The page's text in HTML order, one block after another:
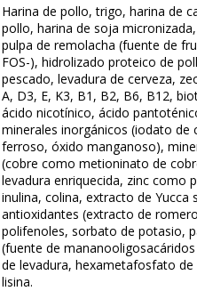
Harina de pollo, trigo, harina de
pollo, harina de soja
pulpa de remolacha (fuente de
FOS-), hidrolizado proteico de
pescado, levadura de cerveza,
A, D3, E, K3, B1, B2, B6, B12,
ácido nicotínico, ácido
minerales inorgánicos (iodato de
ferroso, óxido manganoso),
(cobre como metioninato de
levadura enriquecida, zinc como
inulina, colina, extracto de Yucca
antioxidantes (extracto de
polifenoles, sorbato de potasio,
(fuente de
de levadura, hexametafosfato
lisina.